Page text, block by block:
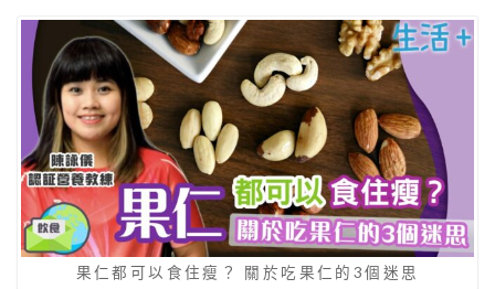
果仁都可以食住瘦？ 關於吃果仁的3個迷思